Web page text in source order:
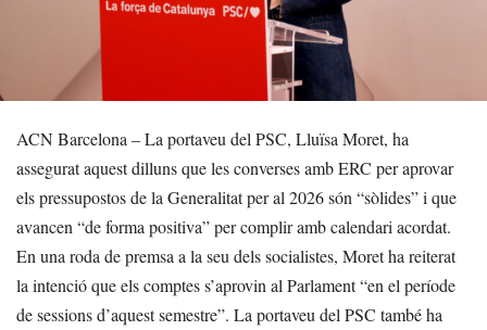
ACN Barcelona – La portaveu del PSC, Lluïsa Moret, ha
assegurat aquest dilluns que les converses amb ERC per aprovar
els pressupostos de la Generalitat per al 2026 són “sòlides” i que
avancen “de forma positiva” per complir amb calendari acordat.
En una roda de premsa a la seu dels socialistes, Moret ha reiterat
la intenció que els comptes s’aprovin al Parlament “en el període
de sessions d’aquest semestre”. La portaveu del PSC també ha